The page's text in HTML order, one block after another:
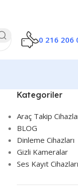
0 216 206
Kategoriler
Araç Takip
BLOG
Dinleme Cihazları
Gizli Kameralar
Ses Kayıt Cihazları